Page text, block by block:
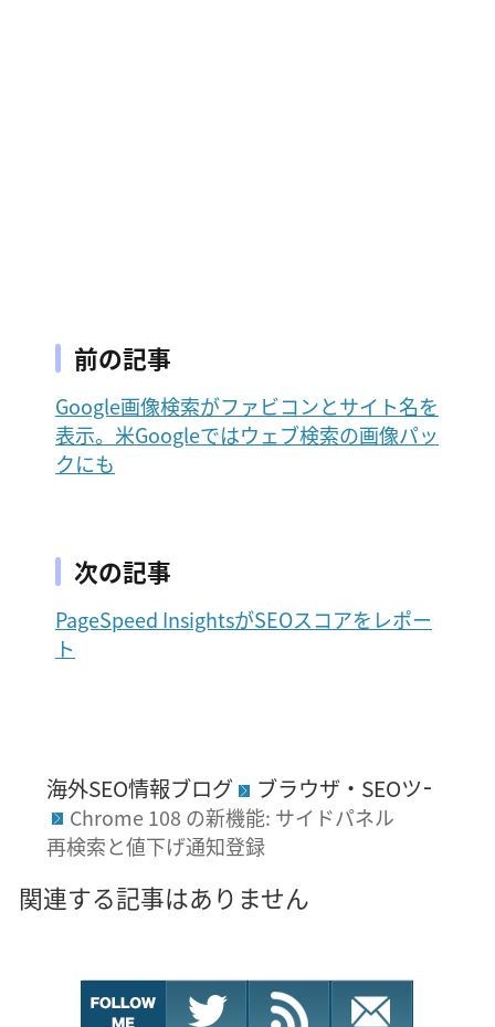
前の記事
Google画像検索がファビコンとサイト名を
表示。米Googleではウェブ検索の画像パッ
クにも
次の記事
PageSpeed InsightsがSEOスコアをレポー
ト
海外SEO情報ブログ ブラウザ・SEOツール
Chrome 108 の新機能: サイドパネル
再検索と値下げ通知登録
関連する記事はありません